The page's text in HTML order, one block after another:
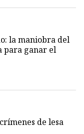
la maniobra del
para ganar el
de lesa